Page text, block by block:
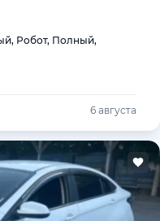
Робот, Полный,
6 августа